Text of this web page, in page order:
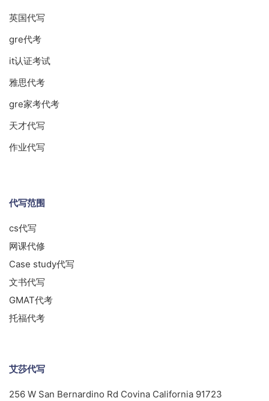
英国代写
gre代考
it认证考试
雅思代考
gre家考代考
天才代写
作业代写
代写范围
cs代写
网课代修
Case study代写
文书代写
GMAT代考
托福代考
艾莎代写
256 W San Bernardino Rd Covina California 91723